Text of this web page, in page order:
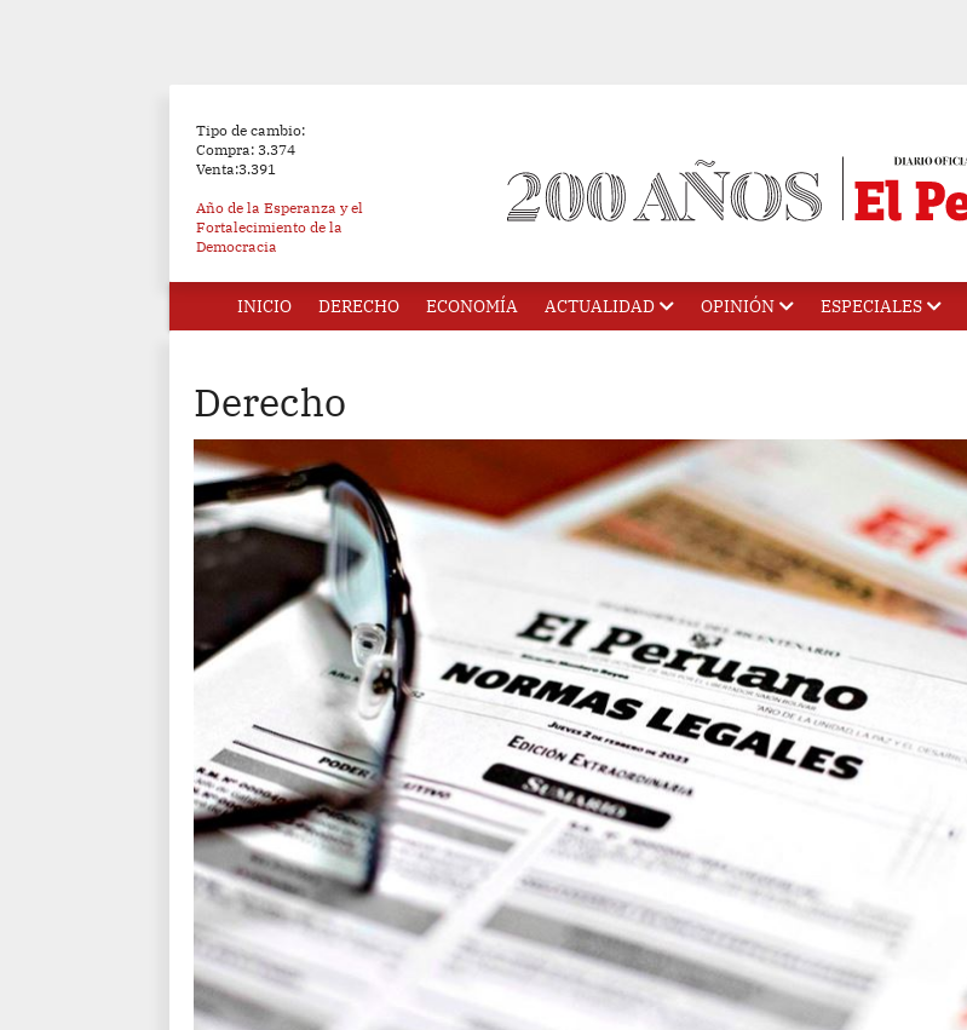
Tipo de cambio:
Compra: 3.374
Venta:3.391
Año de la Esperanza y el
Fortalecimiento de la
Democracia
INICIO DERECHO ECONOMÍA ACTUALIDAD OPINIÓN ESPECIALES
Derecho